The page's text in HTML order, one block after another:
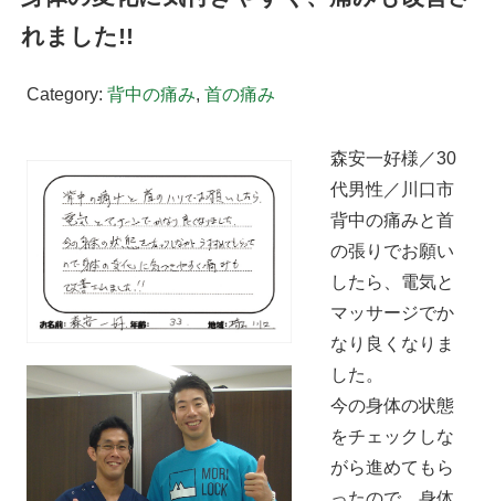
れました!!
Category: 背中の痛み, 首の痛み
森安一好様／30
代男性／川口市
背中の痛みと首
の張りでお願い
したら、電気と
マッサージでか
なり良くなりま
した。
今の身体の状態
をチェックしな
がら進めてもら